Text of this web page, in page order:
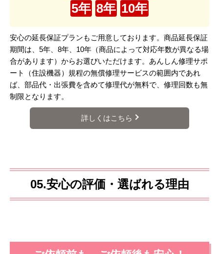
5年 8年 10年
安心の延長保証プランもご用意しております。商品延長保証
期間は、5年、8年、10年（商品によって対応年数が異なる場
合があります）からお選びいただけます。あんしん修理サポ
ート（住設機器）規程の無償修理サービスの範囲内であれ
ば、部品代・出張費を含めて修理代が無料で、修理回数も無
制限となります。
詳しくはこちら
05.安心の評価・選ばれる理由